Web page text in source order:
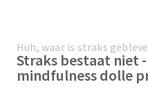
Huh, waar is straks
Straks bestaat niet
mindfulness dolle